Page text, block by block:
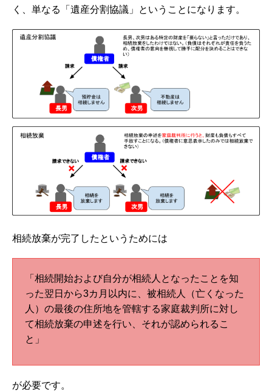
く、単なる「遺産分割協議」ということになります。
相続放棄が完了したというためには
「相続開始および自分が相続人となったことを知
った翌日から3カ月以内に、被相続人（亡くなった
人）の最後の住所地を管轄する家庭裁判所に対し
て相続放棄の申述を行い、それが認められるこ
と」
が必要です。